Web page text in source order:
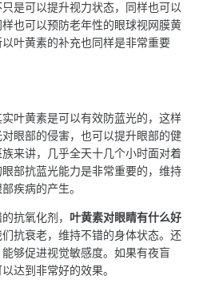
是可以提升视力状态，同样也可以
也可以预防老年性的眼球视网膜黄
叶黄素的补充也同样是非常重要
实叶黄素是可以有效防蓝光的，这样
眼部的侵害，也可以提升眼部的健
来讲，几乎全天十几个小时面对着
部抗蓝光能力是非常重要的，维持
疾病的产生。
抗氧化剂， 叶黄素对眼睛有什么好
抗衰老，维持不错的身体状态。还
够促进视觉敏感度。如果有夜盲
达到非常好的效果。